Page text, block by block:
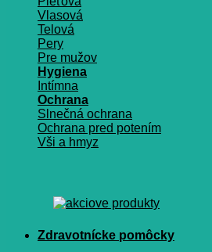
Vlasová
Telová
Pery
Pre mužov
Hygiena
Intímna
Ochrana
Slnečná ochrana
Ochrana pred potením
Vši a hmyz
Zdravotnícke pomôcky